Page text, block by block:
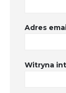
Adres
Witryna